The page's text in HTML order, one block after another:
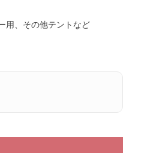
、その他テントなど